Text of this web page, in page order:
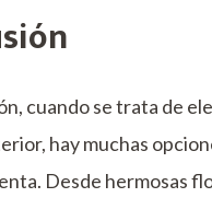
cuando se trata de
hay muchas
Desde hermosas